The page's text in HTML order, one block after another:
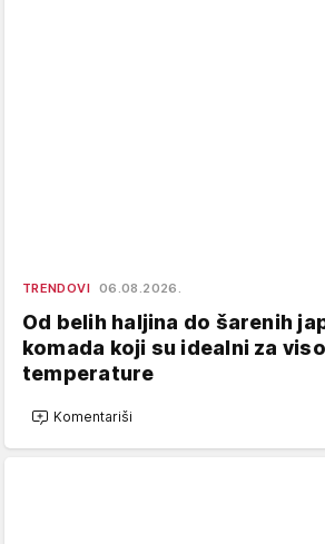
TRENDOVI 06.08.2026.
Od belih haljina do šarenih
komada koji su idealni za
temperature
Komentariši